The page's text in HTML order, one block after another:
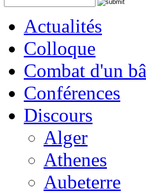
Actualités
Colloque
Combat d'un
Conférences
Discours
Alger
Athenes
Aubeterre